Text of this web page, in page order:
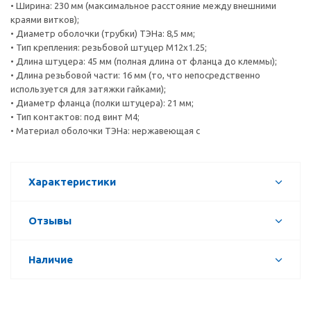
• Ширина: 230 мм (максимальное расстояние между внешними
краями витков);
• Диаметр оболочки (трубки) ТЭНа: 8,5 мм;
• Тип крепления: резьбовой штуцер М12х1.25;
• Длина штуцера: 45 мм (полная длина от фланца до клеммы);
• Длина резьбовой части: 16 мм (то, что непосредственно
используется для затяжки гайками);
• Диаметр фланца (полки штуцера): 21 мм;
• Тип контактов: под винт М4;
• Материал оболочки ТЭНа: нержавеющая с
Характеристики
Отзывы
Наличие